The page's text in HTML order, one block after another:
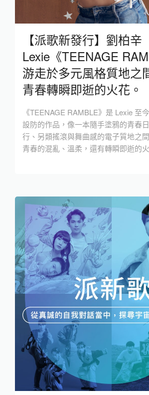
【派歌新發行】劉柏辛
Lexie《TEENAGE
游走於多元風格質地之
青春轉瞬即逝的火花。
《TEENAGE RAMBLE》是 Lexie 至
設防的作品，像一本隨手塗鴉的青春
行、另類搖滾與舞曲感的電子質地之
青春的混亂、溫柔，還有轉瞬即逝的